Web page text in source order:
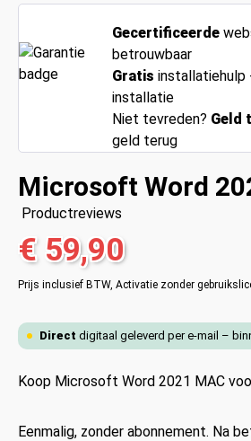
Gecertificeerde
betrouwbaar
Gratis installatiehulp
installatie
Niet tevreden? Geld
geld terug
Microsoft Word
Productreviews
€ 59,90
Prijs inclusief BTW, Activatie zonder
Direct digitaal geleverd per e-mail –
Koop Microsoft Word 2021 MAC
Eenmalig, zonder abonnement. Na